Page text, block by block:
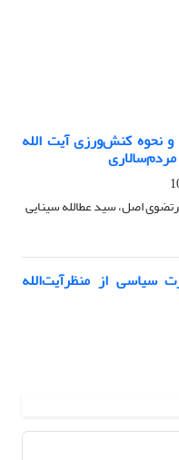
نحوه‌ کنش‌ورزی آیت الله
اصل، سید عطالله سینایی
سیاسی از منظرآیت‌الله